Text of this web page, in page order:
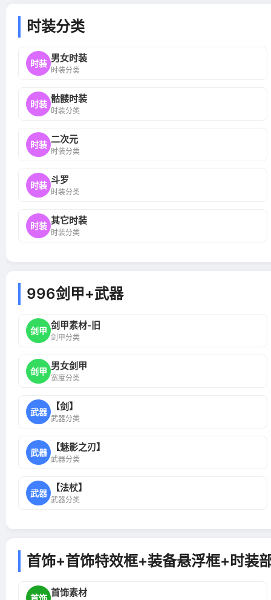
时装分类
时装 男女时装
时装分类
时装 骷髅时装
时装分类
时装 二次元
时装分类
时装 斗罗
时装分类
时装 其它时装
时装分类
996剑甲+武器
剑甲 剑甲素材-旧
剑甲分类
剑甲 男女剑甲
宽度分类
武器 【剑】
武器分类
武器 【魅影之刃】
武器分类
武器 【法杖】
武器分类
首饰+首饰特效框+装备悬浮框+时装
首饰 首饰素材